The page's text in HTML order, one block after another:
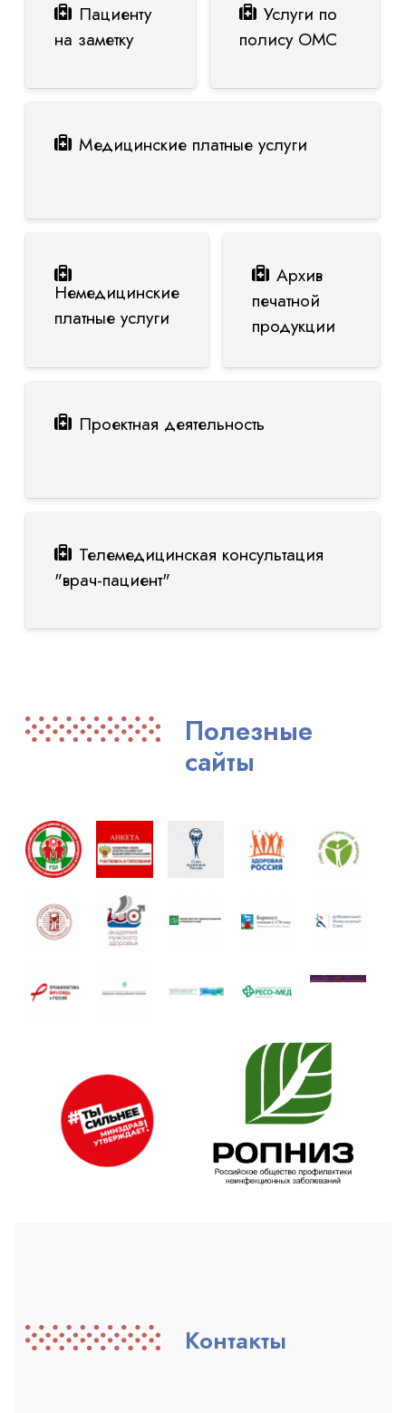
Пациенту
на заметку
Услуги по
полису ОМС
Медицинские платные услуги
Немедицинские
платные услуги
Архив
печатной
продукции
Проектная деятельность
Телемедицинская консультация
"врач-пациент"
Полезные
сайты
Контакты